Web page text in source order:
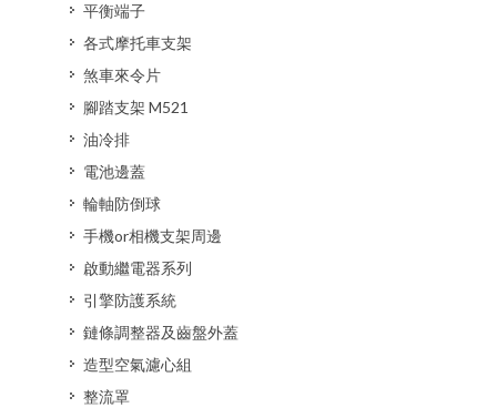
平衡端子
各式摩托車支架
煞車來令片
腳踏支架 M521
油冷排
電池邊蓋
輪軸防倒球
手機or相機支架周邊
啟動繼電器系列
引擎防護系統
鏈條調整器及齒盤外蓋
造型空氣濾心組
整流罩